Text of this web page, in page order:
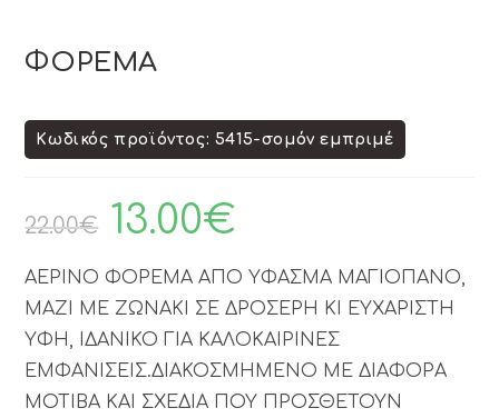
ΦΟΡΕΜΑ
Κωδικός προϊόντος: 5415-σομόν εμπριμέ
22.00€ 13.00€
ΑΕΡΙΝΟ ΦΟΡΕΜΑ ΑΠΟ ΥΦΑΣΜΑ ΜΑΓΙΟΠΑΝΟ,
ΜΑΖΙ ΜΕ ΖΩΝΑΚΙ ΣΕ ΔΡΟΣΕΡΗ ΚΙ ΕΥΧΑΡΙΣΤΗ
ΥΦΗ, ΙΔΑΝΙΚΟ ΓΙΑ ΚΑΛΟΚΑΙΡΙΝΕΣ
ΕΜΦΑΝΙΣΕΙΣ.ΔΙΑΚΟΣΜΗΜΕΝΟ ΜΕ ΔΙΑΦΟΡΑ
ΜΟΤΙΒΑ ΚΑΙ ΣΧΕΔΙΑ ΠΟΥ ΠΡΟΣΘΕΤΟΥΝ